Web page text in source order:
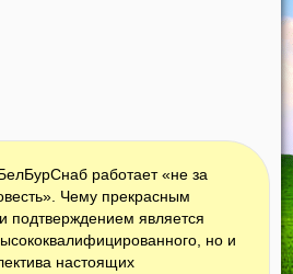
работает «не за
Чему прекрасным
подтверждением является
но и
настоящих